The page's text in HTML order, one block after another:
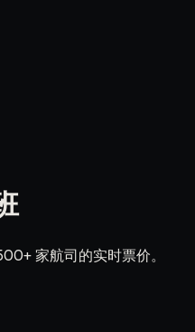
家航司的实时票价。